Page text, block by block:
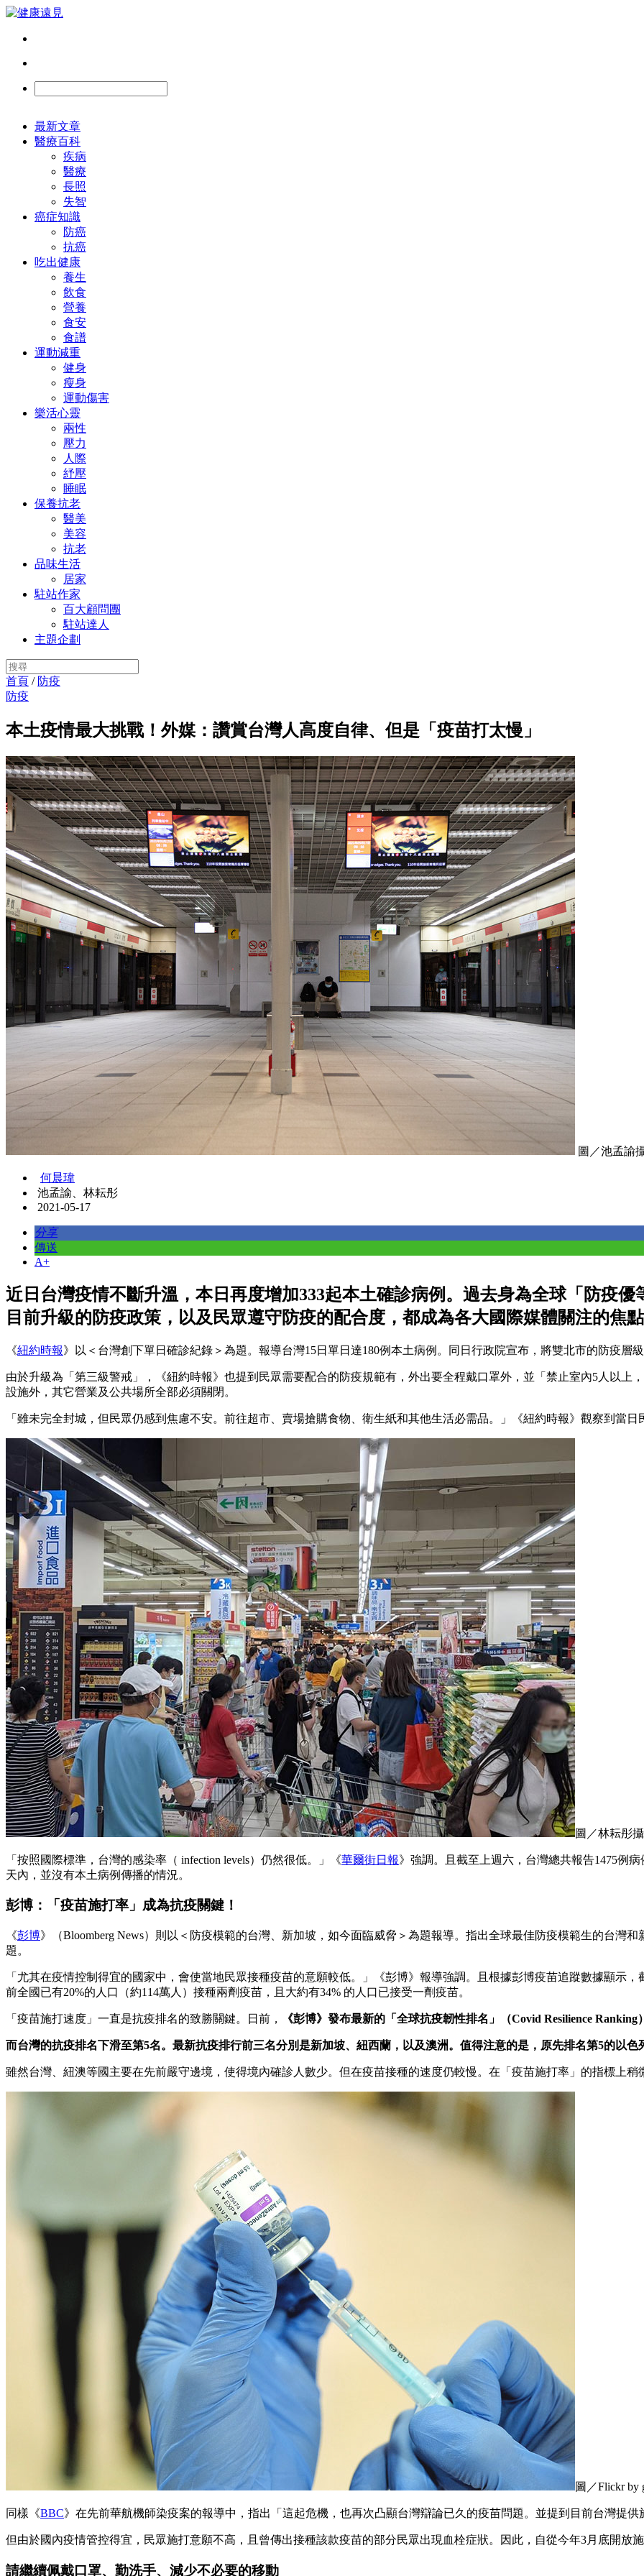
最新文章
醫療百科
疾病
醫療
長照
失智
癌症知識
防癌
抗癌
吃出健康
養生
飲食
營養
食安
食譜
運動減重
健身
瘦身
運動傷害
樂活心靈
兩性
壓力
人際
紓壓
睡眠
保養抗老
醫美
美容
抗老
品味生活
居家
駐站作家
百大顧問團
駐站達人
主題企劃
首頁 / 防疫
防疫
本土疫情最大挑戰！外媒：讚賞台灣人高度自律、但是「疫苗打太慢」
圖／池孟諭
何晨瑋
池孟諭、林耘彤
2021-05-17
分享
傳送
A+
近日台灣疫情不斷升溫，本日再度增加333起本土確診病例。過去身為全球「防疫
目前升級的防疫政策，以及民眾遵守防疫的配合度，都成為各大國際媒體關注的焦
《紐約時報》以＜台灣創下單日確診紀錄＞為題。報導台灣15日單日達180例本土病例。同日行政院宣布，將雙北市的防疫層
由於升級為「第三級警戒」，《紐約時報》也提到民眾需要配合的防疫規範有，外出要全程戴口罩外，並「禁止室內5人以上
設施外，其它營業及公共場所全部必須關閉。
「雖未完全封城，但民眾仍感到焦慮不安。前往超市、賣場搶購食物、衛生紙和其他生活必需品。」《紐約時報》觀察到當
圖／林耘彤
「按照國際標準，台灣的感染率（ infection levels）仍然很低。」《華爾街日報》強調。且截至上週六，台灣總共報告1475例
天內，並沒有本土病例傳播的情況。
彭博：「疫苗施打率」成為抗疫關鍵！
《彭博》（Bloomberg News）則以＜防疫模範的台灣、新加坡，如今面臨威脅＞為題報導。指出全球最佳防疫模範生的台灣
題。
「尤其在疫情控制得宜的國家中，會使當地民眾接種疫苗的意願較低。」《彭博》報導強調。且根據彭博疫苗追蹤數據顯示
前全國已有20%的人口（約114萬人）接種兩劑疫苗，且大約有34% 的人口已接受一劑疫苗。
「疫苗施打速度」一直是抗疫排名的致勝關鍵。日前， 《彭博》發布最新的「全球抗疫韌性排名」（Covid Resilience
而台灣的抗疫排名下滑至第5名。最新抗疫排行前三名分別是新加坡、紐西蘭，以及澳洲。值得注意的是，原先排名第5的以
雖然台灣、紐澳等國主要在先前嚴守邊境，使得境內確診人數少。但在疫苗接種的速度仍較慢。在「疫苗施打率」的指標上
圖／Flickr by
同樣《BBC》在先前華航機師染疫案的報導中，指出「這起危機，也再次凸顯台灣辯論已久的疫苗問題。並提到目前台灣提
但由於國內疫情管控得宜，民眾施打意願不高，且曾傳出接種該款疫苗的部分民眾出現血栓症狀。因此，自從今年3月底開放
請繼續佩戴口罩、勤洗手、減少不必要的移動